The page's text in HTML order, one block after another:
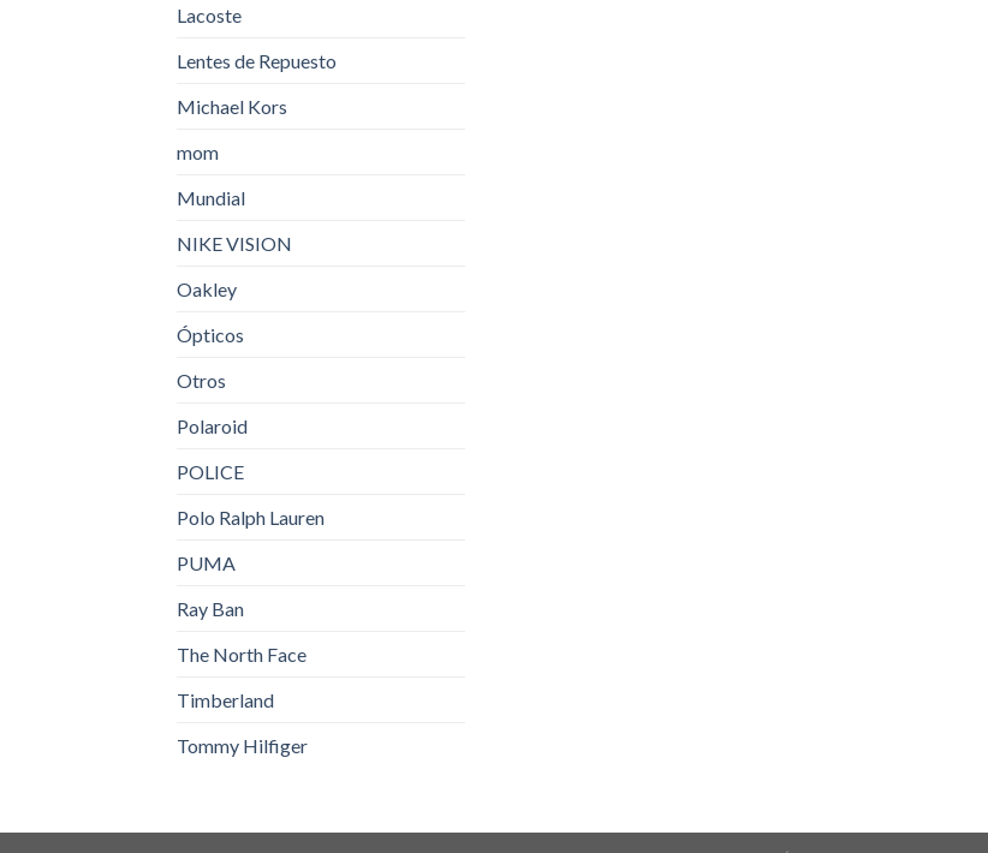
Lacoste
Lentes de Repuesto
Michael Kors
mom
Mundial
NIKE VISION
Oakley
Ópticos
Otros
Polaroid
POLICE
Polo Ralph Lauren
PUMA
Ray Ban
The North Face
Timberland
Tommy Hilfiger